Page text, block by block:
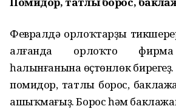
Февралдә орлоҡтарҙы
алғанда орлоҡтоң
һалынғанына өҫтөнлөк
помидор, татлы борос,
ашыҡмағыҙ. Борос һәм